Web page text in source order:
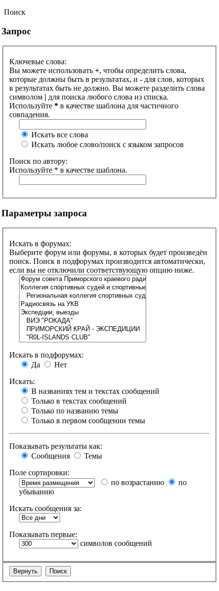
Поиск
Запрос
Ключевые слова:
Вы можете использовать +, чтобы определить слова,
которые должны быть в результатах, и - для слов, которых
в результатах быть не должно. Вы можете разделить слова
символом | для поиска любого слова из списка.
Используйте * в качестве шаблона для частичного
совпадения.
Искать все слова
Искать любое слово/поиск с языком запросов
Поиск по автору:
Используйте * в качестве шаблона.
Параметры запроса
Искать в форумах:
Выберите форум или форумы, в которых будет произведён
поиск. Поиск в подфорумах производится автоматически,
если вы не отключили соответствующую опцию ниже.
Искать в подфорумах:
Да
Нет
Искать:
В названиях тем и текстах сообщений
Только в текстах сообщений
Только по названию темы
Только в первом сообщении темы
Показывать результаты как:
Сообщения
Темы
Поле сортировки:
по возрастанию
по
убыванию
Искать сообщения за:
Показывать первые:
символов сообщений